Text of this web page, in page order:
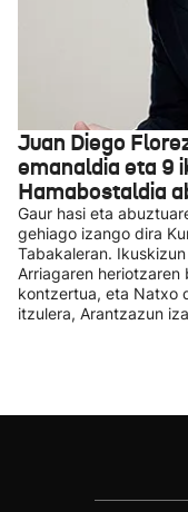
Juan Diego
emanaldia eta 9
Hamabostaldia
Gaur hasi eta
gehiago izango dira
Tabakaleran.
Arriagaren
kontzertua, eta Natxo
itzulera, Arantzazun